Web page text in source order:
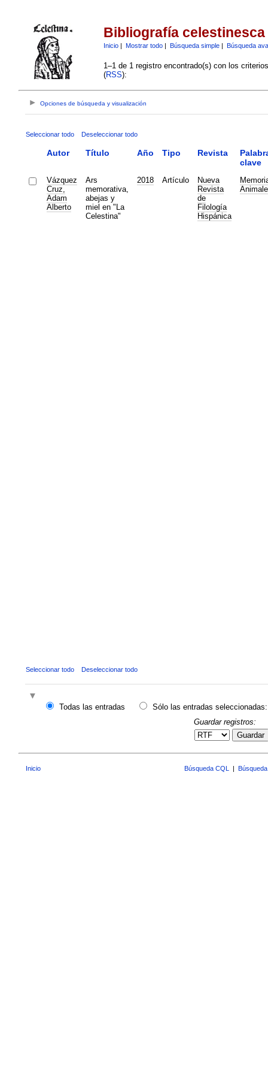
Bibliografía celestinesca
Inicio| Mostrar todo| Búsqueda simple| Búsqueda
1–1 de 1 registro encontrado(s) con los
(RSS):
Opciones de búsqueda y visualización
Seleccionar todo Deseleccionar todo
Autor Título Año Tipo Revista
clave
Vázquez
Cruz,
Adam
Alberto
Ars
memorativa,
abejas y
miel en "La
Celestina"
2018 Artículo
Nueva
Revista
de
Filología
Hispánica
Seleccionar todo Deseleccionar todo
Todas las entradas
Sólo las entradas seleccionadas:
Guardar registros:
Guardar
Inicio Búsqueda CQL